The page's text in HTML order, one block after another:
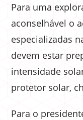
Para uma
aconselhável o
especializadas
devem estar
intensidade
protetor solar,
Para o